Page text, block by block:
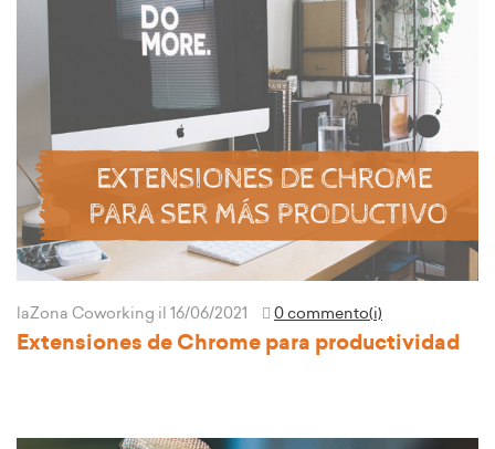
laZona Coworking il 16/06/2021 0 commento(i)
Extensiones de Chrome para productividad